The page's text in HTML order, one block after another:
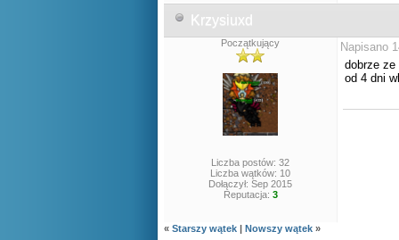
Krzysiuxd
Początkujący
Liczba postów: 32
Liczba wątków: 10
Dołączył: Sep 2015
Reputacja: 3
Napisano
dobrze ze
od 4 dni
« Starszy wątek | Nowszy wątek »